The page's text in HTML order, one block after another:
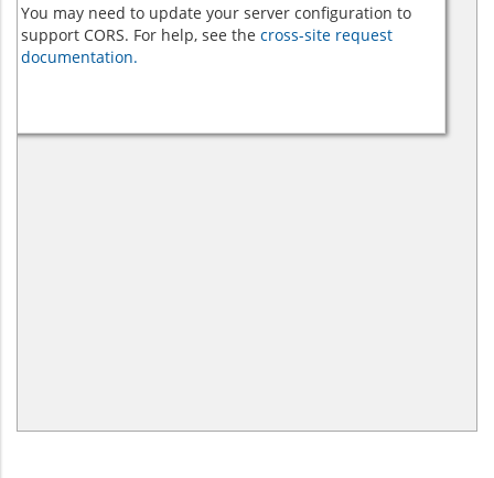
You may need to update your server configuration to
support CORS. For help, see the cross-site request
documentation.